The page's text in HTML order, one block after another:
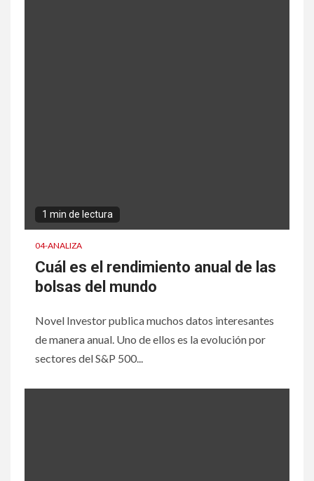
1 min de lectura
04-ANALIZA
Cuál es el rendimiento anual de las
bolsas del mundo
Novel Investor publica muchos datos interesantes
de manera anual. Uno de ellos es la evolución por
sectores del S&P 500...